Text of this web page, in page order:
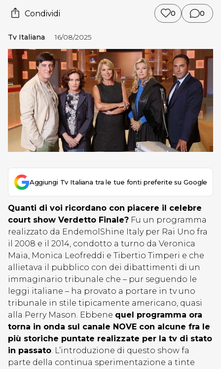
Condividi 0 0
Tv Italiana 16/08/2025
Aggiungi Tv Italiana tra le tue fonti preferite su Google
Quanti di voi ricordano con piacere il celebre
court show Verdetto Finale? Fu un programma
realizzato da EndemolShine Italy per Rai Uno fra
il 2008 e il 2014, condotto a turno da Veronica
Maia, Monica Leofreddi e Tibertio Timperi e che
allietava il pubblico con dei dibattimenti di un
immaginario tribunale che – pur seguendo le
leggi italiane – ha provato a portare in tv uno
tribunale in stile tipicamente americano, quasi
alla Perry Mason. Ebbene quel programma ora
torna in onda sul canale NOVE con alcune fra le
più storiche puntate realizzate per la tv di stato
in passato. L’introduzione di questo show fa
parte della continua sperimentazione a tinte